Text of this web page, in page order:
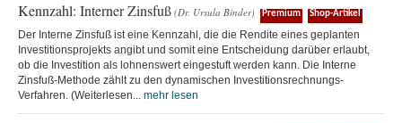
Kennzahl: Interner Zinsfuß (Dr. Ursula Binder) Premium Shop-Artikel
Der Interne Zinsfuß ist eine Kennzahl, die die Rendite eines geplanten
Investitionsprojekts angibt und somit eine Entscheidung darüber erlaubt,
ob die Investition als lohnenswert eingestuft werden kann. Die Interne
Zinsfuß-Methode zählt zu den dynamischen Investitionsrechnungs-
Verfahren. (Weiterlesen... mehr lesen